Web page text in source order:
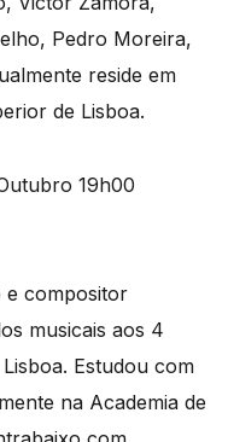
Pedro Moreira,
reside em
de Lisboa.
e compositor
musicais aos 4
Estudou com
na Academia de